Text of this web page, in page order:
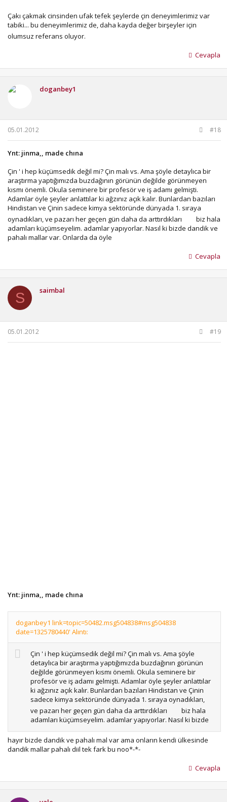
Çakı çakmak cinsinden ufak tefek şeylerde çin deneyimlerimiz var
tabiki... bu deneyimlerimiz de, daha kayda değer birşeyler için
olumsuz referans oluyor.
Cevapla
doganbey1
05.01.2012 #18
Ynt: jinma,, made chına
Çin ' i hep küçümsedik değil mi? Çin malı vs. Ama şöyle detaylıca bir
araştırma yaptığımızda buzdağının görünün değilde görünmeyen
kısmı önemli. Okula seminere bir profesör ve iş adamı gelmişti.
Adamlar öyle şeyler anlattılar ki ağzınız açık kalır. Bunlardan bazıları
Hindistan ve Çinin sadece kimya sektöründe dünyada 1. sıraya
oynadıkları, ve pazarı her geçen gün daha da arttırdıkları
biz hala
adamları küçümseyelim. adamlar yapıyorlar. Nasıl ki bizde dandik ve
pahalı mallar var. Onlarda da öyle
Cevapla
S saimbal
05.01.2012 #19
Ynt: jinma,, made chına
doganbey1 link=topic=50482.msg504838#msg504838
date=1325780440' Alıntı:
Çin ' i hep küçümsedik değil mi? Çin malı vs. Ama şöyle
detaylıca bir araştırma yaptığımızda buzdağının görünün
değilde görünmeyen kısmı önemli. Okula seminere bir
profesör ve iş adamı gelmişti. Adamlar öyle şeyler anlattılar
ki ağzınız açık kalır. Bunlardan bazıları Hindistan ve Çinin
sadece kimya sektöründe dünyada 1. sıraya oynadıkları,
ve pazarı her geçen gün daha da arttırdıkları
biz hala
adamları küçümseyelim. adamlar yapıyorlar. Nasıl ki bizde
hayır bizde dandik ve pahalı mal var ama onların kendi ülkesinde
dandik mallar pahalı diil tek fark bu noo*-*-
Cevapla